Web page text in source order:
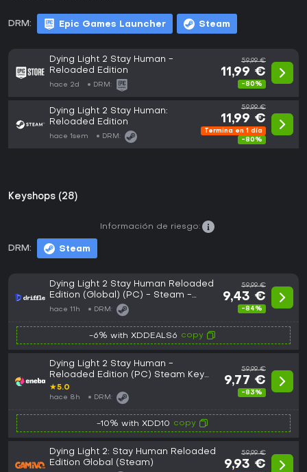
DRM: Epic Games Launcher Steam
Dying Light 2 Stay Human -
Reloaded Edition
hace 2d DRM:
59,99 €
11,99 €
-80%
Dying Light 2 Stay Human:
Reloaded Edition
hace 1sem DRM:
59,99 €
11,99 €
Termina en 1 día
-80%
Keyshops (28)
DRM: Steam
Información de riesgo:
Dying Light 2 Stay Human Reloaded
Edition (Global) (PC) - Steam -
Digital Key
hace 11h DRM:
59,99 €
9,43 €
-84%
-6% with XDDEALS6 copy
Dying Light 2 Stay Human -
Reloaded Edition (PC) Steam Key
GLOBAL
★5.0
hace 8h DRM:
59,99 €
9,77 €
-83%
-10% with XDD10 copy
Dying Light 2: Stay Human Reloaded
Edition Global (Steam)
59,99 €
9,93 €